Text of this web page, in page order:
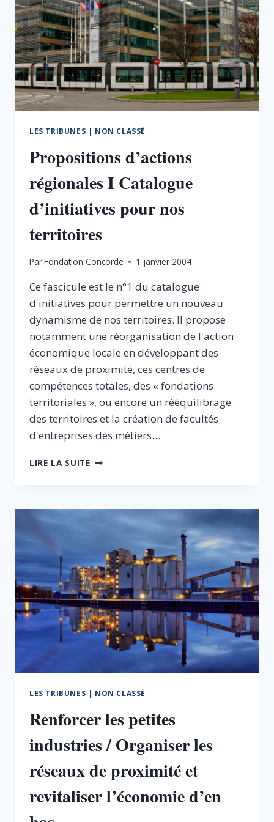
LES TRIBUNES | NON CLASSÉ
Propositions d’actions
régionales I Catalogue
d’initiatives pour nos
territoires
ParFondation Concorde 1 janvier 2004
Ce fascicule est le n°1 du catalogue
d'initiatives pour permettre un nouveau
dynamisme de nos territoires. Il propose
notamment une réorganisation de l'action
économique locale en développant des
réseaux de proximité, ces centres de
compétences totales, des « fondations
territoriales », ou encore un rééquilibrage
des territoires et la création de facultés
d'entreprises des métiers…
LIRE LA SUITEPROPOSITIONS
CATALOGUE
D’INITIATIVES
NOS
TERRITOIRES
LES TRIBUNES | NON CLASSÉ
Renforcer les petites
industries / Organiser les
réseaux de proximité et
revitaliser l’économie d’en